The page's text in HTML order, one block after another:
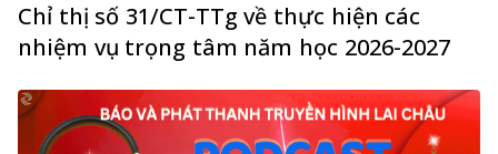
Chỉ thị số 31/CT-TTg về thực hiện các
nhiệm vụ trọng tâm năm học 2026-2027